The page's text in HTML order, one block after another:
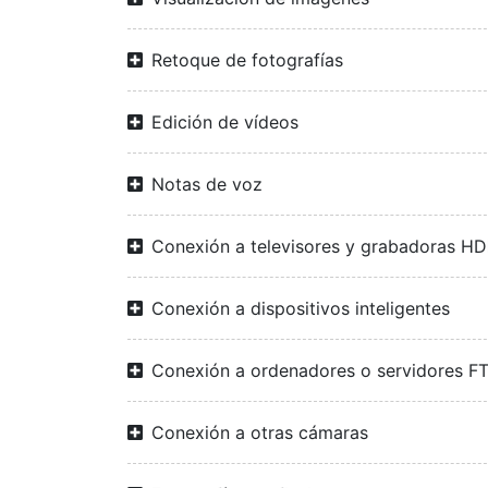
Retoque de fotografías
Edición de vídeos
Notas de voz
Conexión a televisores y grabadoras
Conexión a dispositivos inteligentes
Conexión a ordenadores o servidores
Conexión a otras cámaras